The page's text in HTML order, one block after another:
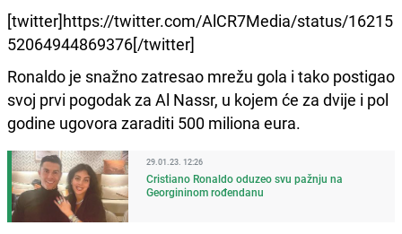
[twitter]https://twitter.com/AlCR7Media/status/16215
52064944869376[/twitter]
Ronaldo je snažno zatresao mrežu gola i tako postigao
svoj prvi pogodak za Al Nassr, u kojem će za dvije i pol
godine ugovora zaraditi 500 miliona eura.
29.01.23. 12:26
Cristiano Ronaldo oduzeo svu pažnju na
Georgininom rođendanu